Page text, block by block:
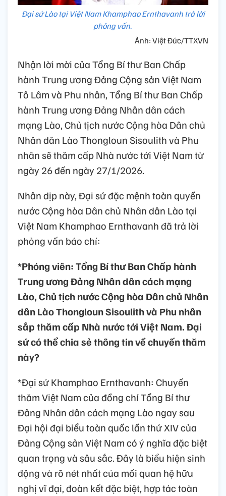
Đại sứ Lào tại Việt Nam Khamphao Ernthavanh trả lời
phỏng vấn.
Ảnh: Việt Đức/TTXVN
Nhận lời mời của Tổng Bí thư Ban Chấp
hành Trung ương Đảng Cộng sản Việt Nam
Tô Lâm và Phu nhân, Tổng Bí thư Ban Chấp
hành Trung ương Đảng Nhân dân cách
mạng Lào, Chủ tịch nước Cộng hòa Dân chủ
Nhân dân Lào Thongloun Sisoulith và Phu
nhân sẽ thăm cấp Nhà nước tới Việt Nam từ
ngày 26 đến ngày 27/1/2026.
Nhân dịp này, Đại sứ đặc mệnh toàn quyền
nước Cộng hòa Dân chủ Nhân dân Lào tại
Việt Nam Khamphao Ernthavanh đã trả lời
phỏng vấn báo chí:
*Phóng viên: Tổng Bí thư Ban Chấp hành
Trung ương Đảng Nhân dân cách mạng
Lào, Chủ tịch nước Cộng hòa Dân chủ Nhân
dân Lào Thongloun Sisoulith và Phu nhân
sắp thăm cấp Nhà nước tới Việt Nam. Đại
sứ có thể chia sẻ thông tin về chuyến thăm
này?
*Đại sứ Khamphao Ernthavanh: Chuyến
thăm Việt Nam của đồng chí Tổng Bí thư
Đảng Nhân dân cách mạng Lào ngay sau
Đại hội đại biểu toàn quốc lần thứ XIV của
Đảng Cộng sản Việt Nam có ý nghĩa đặc biệt
quan trọng và sâu sắc. Đây là biểu hiện sinh
động và rõ nét nhất của mối quan hệ hữu
nghị vĩ đại, đoàn kết đặc biệt, hợp tác toàn